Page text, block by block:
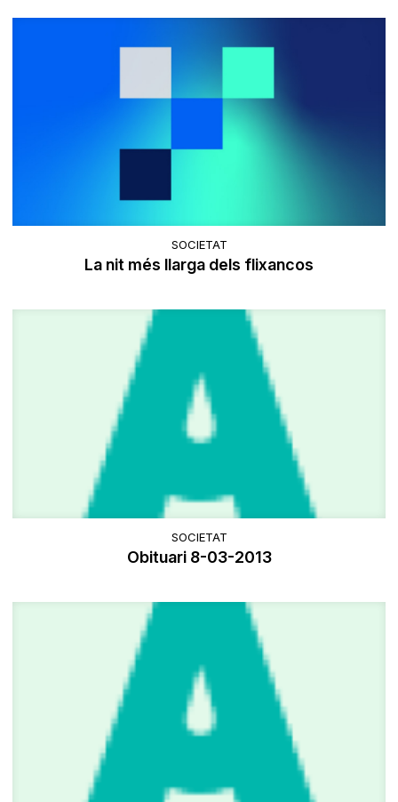
SOCIETAT
La nit més llarga dels flixancos
SOCIETAT
Obituari 8-03-2013